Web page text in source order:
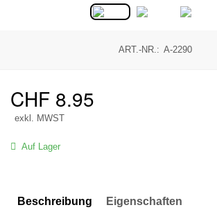
ART.-NR.: A-2290
CHF 8.95
exkl. MWST
Auf Lager
Beschreibung Eigenschaften